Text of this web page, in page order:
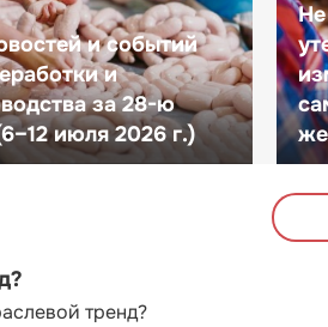
и событий
и
за 28-ю
июля 2026 г.)
Не
тренд?